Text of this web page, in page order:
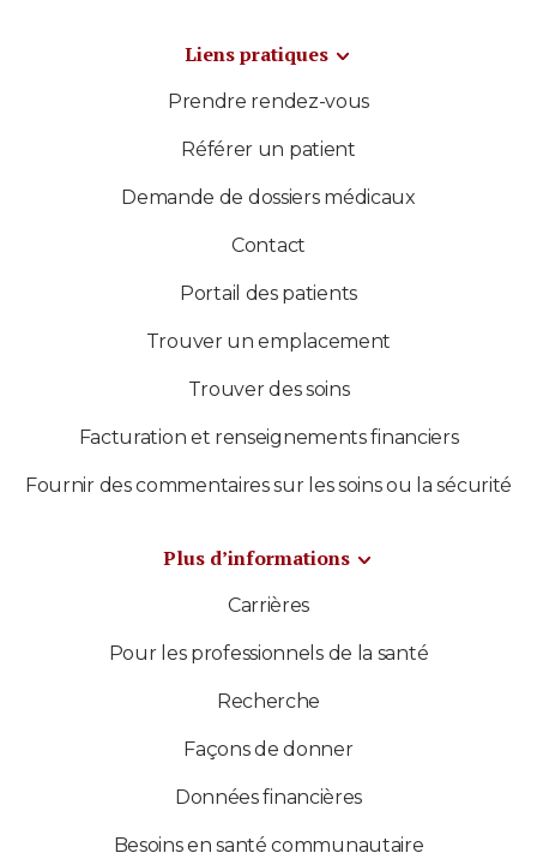
Liens pratiques
Prendre rendez-vous
Référer un patient
Demande de dossiers médicaux
Contact
Portail des patients
Trouver un emplacement
Trouver des soins
Facturation et renseignements financiers
Fournir des commentaires sur les soins ou la sécurité
Plus d’informations
Carrières
Pour les professionnels de la santé
Recherche
Façons de donner
Données financières
Besoins en santé communautaire